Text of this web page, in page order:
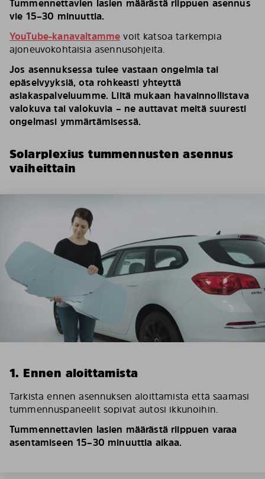
Tummennettavien lasien määrästä riippuen asennus
vie 15–30 minuuttia.
YouTube-kanavaltamme voit katsoa tarkempia
ajoneuvokohtaisia asennusohjeita.
Jos asennuksessa tulee vastaan ongelmia tai
epäselvyyksiä, ota rohkeasti yhteyttä
asiakaspalveluumme. Liitä mukaan havainnollistava
valokuva tai valokuvia – ne auttavat meitä suuresti
ongelmasi ymmärtämisessä.
Solarplexius tummennusten asennus
vaiheittain
1. Ennen aloittamista
Tarkista ennen asennuksen aloittamista että saamasi
tummennuspaneelit sopivat autosi ikkunoihin.
Tummennettavien lasien määrästä riippuen varaa
asentamiseen 15–30 minuuttia aikaa.